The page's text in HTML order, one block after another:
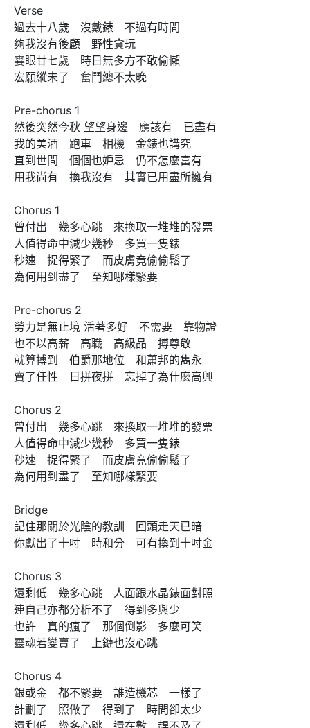
Verse
過去十八歲　沒戴錶　不過有時間
夠我沒有後顧　野性貪玩
霎眼廿七歲　時日無多方不敢偷懶
宏願縱未了　奮鬥總不太晚
Pre-chorus 1
然後突然今秋 望望身邊　應該有　已盡有
我的美酒　跑車　相機　金錶也講究
直到世間　個個也妒忌　仍不怎麼富有
用我尚有　換我沒有　其實已用盡所擁有
Chorus 1
曾付出　幾多心跳　來換取一堆堆的發票
人值得命中減少幾秒　多買一隻錶
秒速　捉得緊了　而皮膚竟偷偷鬆了
為何用到盡了　至知哪樣緊要
Pre-chorus 2
勞力是無止境 活著多好　不需要　靠物證
也不以高薪　高職　高級品　搏尊敬
就算搏到　伯爵那地位　和蕭邦的雋永
賣了任性　日拼夜拼　忘掉了為什麼高興
Chorus 2
曾付出　幾多心跳　來換取一堆堆的發票
人值得命中減少幾秒　多買一隻錶
秒速　捉得緊了　而皮膚竟偷偷鬆了
為何用到盡了　至知哪樣緊要
Bridge
記住那關於光陰的教訓　回頭走天已暗
你獻出了十吋　時和分　可有換到十吋金
Chorus 3
還剩低　幾多心跳　人面跟水晶錶面對照
連自己亦都分析不了　得到多與少
也許　真的瘋了　那個倒影　多麼可笑
靈魂若變賣了　上鏈也沒心跳
Chorus 4
銀或金　都不緊要　誰造機芯　一樣了
計劃了　照做了　得到了　時間卻太少